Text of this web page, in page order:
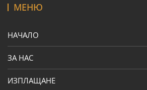
МЕНЮ
НАЧАЛО
ЗА НАС
ИЗПЛАЩАНЕ